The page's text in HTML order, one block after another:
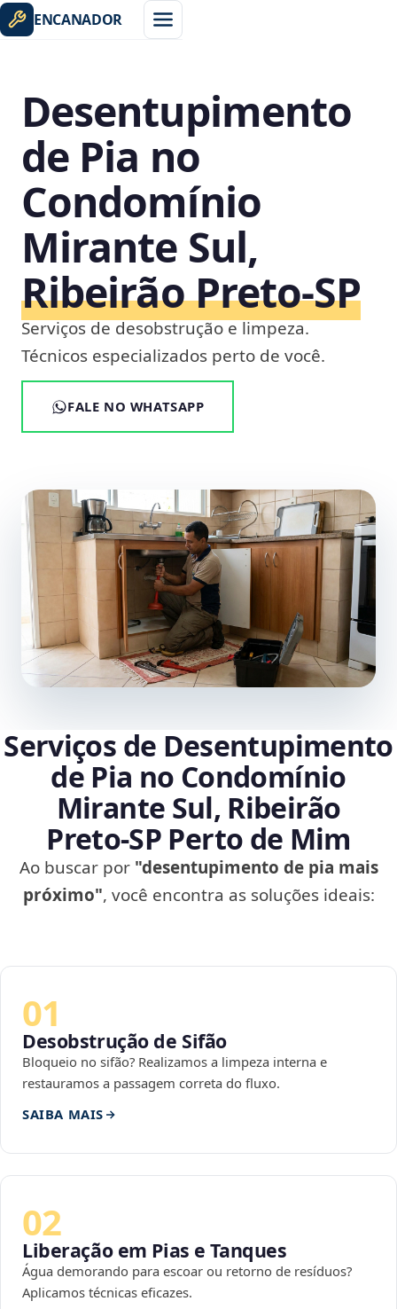
ENCANADOR
Desentupimento
de Pia no
Condomínio
Mirante Sul,
Ribeirão Preto‑SP
Serviços de desobstrução e limpeza.
Técnicos especializados perto de você.
FALE NO WHATSAPP
Serviços de Desentupimento
de Pia no Condomínio
Mirante Sul, Ribeirão
Preto‑SP Perto de Mim
Ao buscar por "desentupimento de pia mais
próximo", você encontra as soluções ideais:
01
Desobstrução de Sifão
Bloqueio no sifão? Realizamos a limpeza interna e
restauramos a passagem correta do fluxo.
SAIBA MAIS
02
Liberação em Pias e Tanques
Água demorando para escoar ou retorno de resíduos?
Aplicamos técnicas eficazes.